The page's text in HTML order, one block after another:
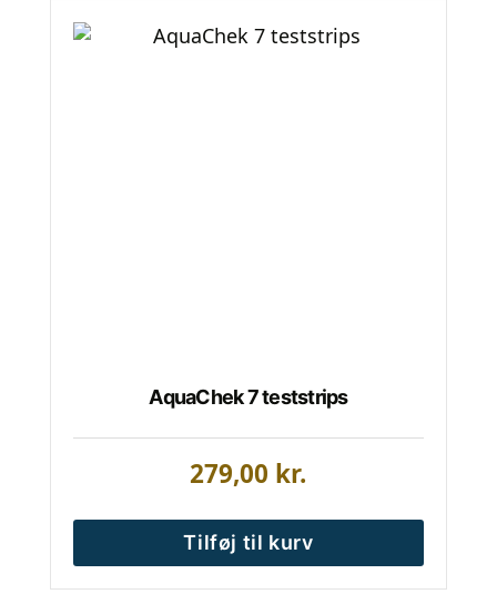
AquaChek 7 teststrips
279,00 kr.
Tilføj til kurv